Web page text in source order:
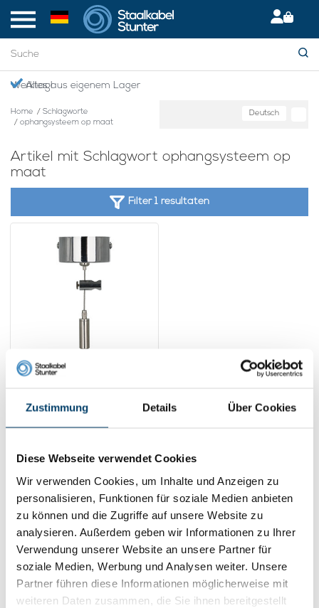
Zustimmung Details Über Cookies
Diese Webseite verwendet Cookies
Wir verwenden Cookies, um Inhalte und Anzeigen zu
personalisieren, Funktionen für soziale Medien anbieten
zu können und die Zugriffe auf unsere Website zu
analysieren. Außerdem geben wir Informationen zu Ihrer
Verwendung unserer Website an unsere Partner für
soziale Medien, Werbung und Analysen weiter. Unsere
Partner führen diese Informationen möglicherweise mit
weiteren Daten zusammen, die Sie ihnen bereitgestellt
Werktag!
Alles aus eigenem Lager
Home / Schlagworte
/ ophangsysteem op maat
Deutsch
Artikel mit Schlagwort ophangsysteem op
maat
Filter 1 resultaten
nach Maß
Auf Lager
Kontakt
Adresse: Dalwagenseweg 91 4043MV Opheusden
E-Mail: info@staalkabelstunter.com
Telefonnummer:
+31488410119